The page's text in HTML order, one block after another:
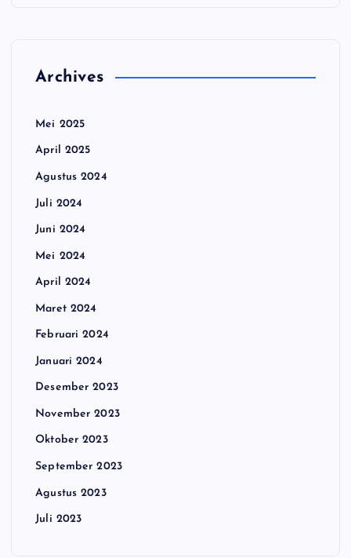
Archives
Mei 2025
April 2025
Agustus 2024
Juli 2024
Juni 2024
Mei 2024
April 2024
Maret 2024
Februari 2024
Januari 2024
Desember 2023
November 2023
Oktober 2023
September 2023
Agustus 2023
Juli 2023